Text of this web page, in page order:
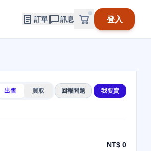
訂單 訊息 登入
出售 買取 回報問題 我要賣
NT$ 0